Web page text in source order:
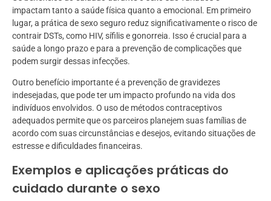
impactam tanto a saúde física quanto a emocional. Em primeiro
lugar, a prática de sexo seguro reduz significativamente o risco de
contrair DSTs, como HIV, sífilis e gonorreia. Isso é crucial para a
saúde a longo prazo e para a prevenção de complicações que
podem surgir dessas infecções.
Outro benefício importante é a prevenção de gravidezes
indesejadas, que pode ter um impacto profundo na vida dos
indivíduos envolvidos. O uso de métodos contraceptivos
adequados permite que os parceiros planejem suas famílias de
acordo com suas circunstâncias e desejos, evitando situações de
estresse e dificuldades financeiras.
Exemplos e aplicações práticas do
cuidado durante o sexo